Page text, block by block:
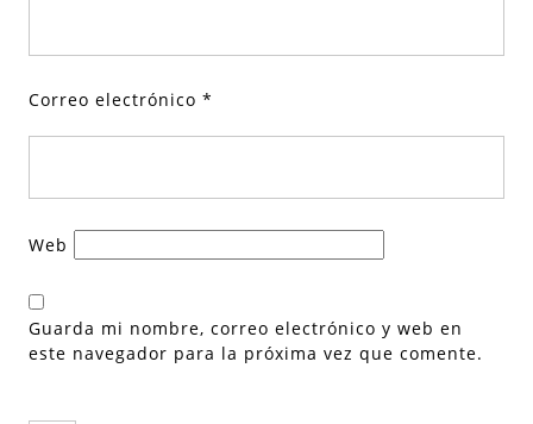
Correo electrónico *
Web
Guarda mi nombre, correo electrónico y web en
este navegador para la próxima vez que comente.